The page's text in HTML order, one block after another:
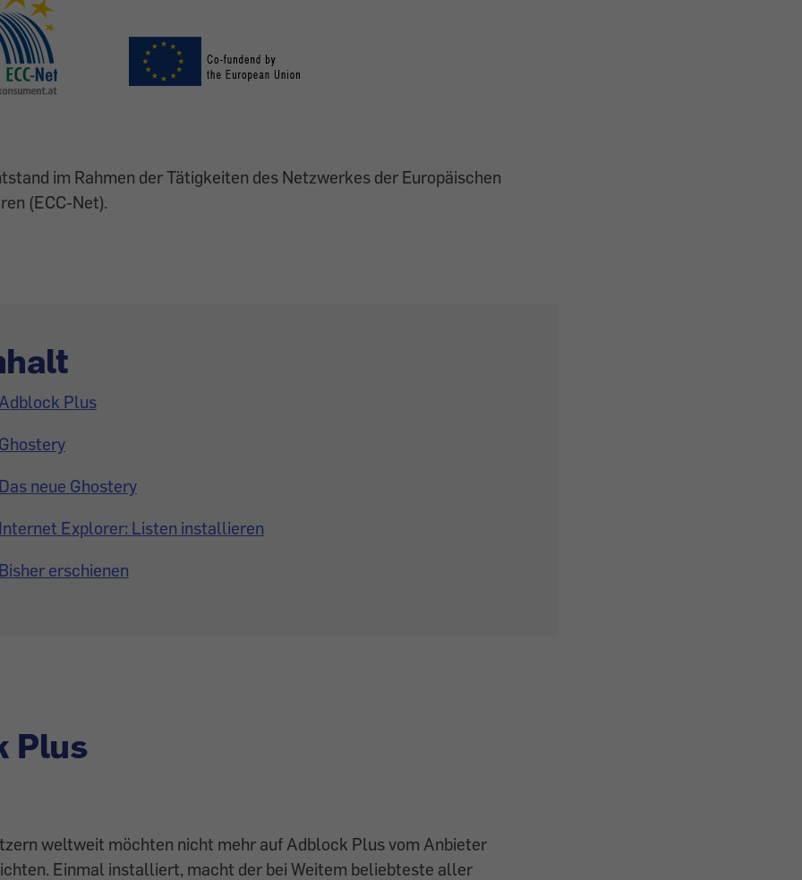
im Rahmen der Tätigkeiten des Netzwerkes der Europäischen
(ECC-Net).
Plus
neue Ghostery
Explorer: Listen installieren
erschienen
Plus
weltweit möchten nicht mehr auf Adblock Plus vom Anbieter
Einmal installiert, macht der bei Weitem beliebteste aller